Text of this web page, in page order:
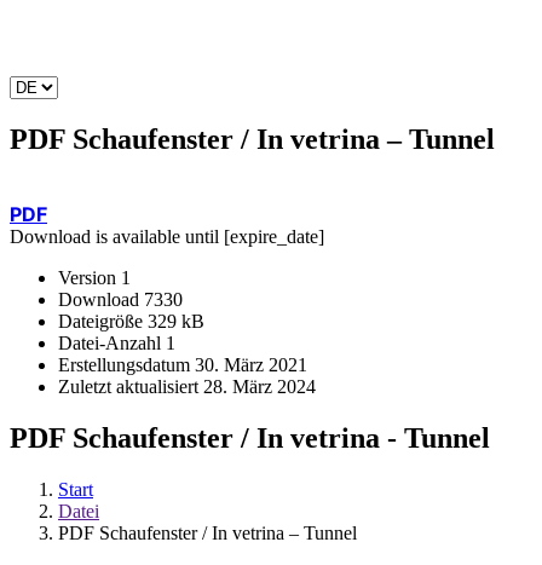
Sprache
PDF Schaufenster / In vetrina – Tunnel
PDF
Download is available until [expire_date]
Version 1
Download 7330
Dateigröße 329 kB
Datei-Anzahl 1
Erstellungsdatum 30. März 2021
Zuletzt aktualisiert 28. März 2024
PDF Schaufenster / In vetrina - Tunnel
Start
Datei
PDF Schaufenster / In vetrina – Tunnel